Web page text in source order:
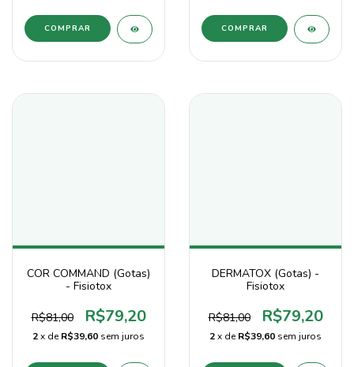
COR COMMAND (Gotas)
- Fisiotox
R$81,00 R$79,20
2x deR$39,60 sem juros
DERMATOX (Gotas) -
Fisiotox
R$81,00 R$79,20
2x deR$39,60 sem juros